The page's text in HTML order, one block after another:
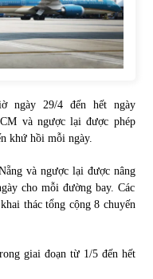
tục tăng mạnh
ngày thị trường lập kỷ lục
ngày 29/4 đến hết ngày
và ngược lại được phép
khứ hồi mỗi ngày.
và ngược lại được nâng
cho mỗi đường bay. Các
thác tổng cộng 8 chuyến
giai đoạn từ 1/5 đến hết